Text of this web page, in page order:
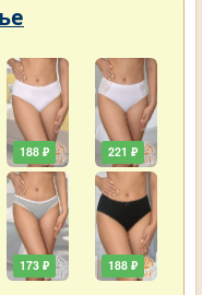
188 ₽
173 ₽
221 ₽
188 ₽